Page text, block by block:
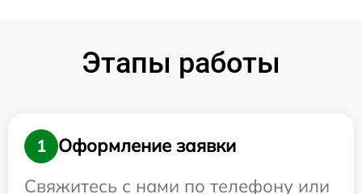
Этапы работы
1
Оформление заявки
Свяжитесь с нами по телефону или